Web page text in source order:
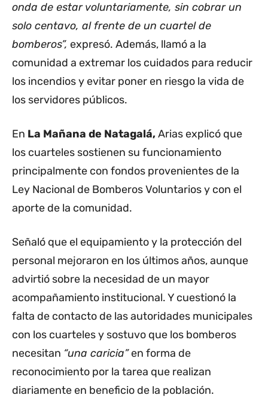
onda de estar voluntariamente, sin cobrar un
solo centavo, al frente de un cuartel de
bomberos”, expresó. Además, llamó a la
comunidad a extremar los cuidados para reducir
los incendios y evitar poner en riesgo la vida de
los servidores públicos.
En La Mañana de Natagalá,Arias explicó que
los cuarteles sostienen su funcionamiento
principalmente con fondos provenientes de la
Ley Nacional de Bomberos Voluntarios y con el
aporte de la comunidad.
Señaló que el equipamiento y la protección del
personal mejoraron en los últimos años, aunque
advirtió sobre la necesidad de un mayor
acompañamiento institucional. Y cuestionó la
falta de contacto de las autoridades municipales
con los cuarteles y sostuvo que los bomberos
necesitan “una caricia”en forma de
reconocimiento por la tarea que realizan
diariamente en beneficio de la población.